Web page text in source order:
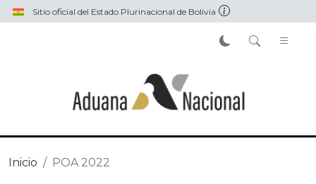
Pasar al contenido principal
Sitio oficial del Estado Plurinacional de Bolivia
Inicio POA 2022